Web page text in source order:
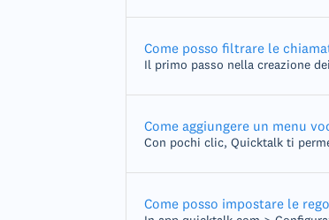
Come posso filtrare le
Il primo passo nella creazione
Come aggiungere un menu
Con pochi clic, Quicktalk ti
Come posso impostare le